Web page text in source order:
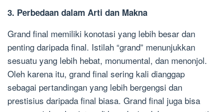
3. Perbedaan dalam Arti dan Makna
Grand final memiliki konotasi yang lebih besar dan
penting daripada final. Istilah “grand” menunjukkan
sesuatu yang lebih hebat, monumental, dan menonjol.
Oleh karena itu, grand final sering kali dianggap
sebagai pertandingan yang lebih bergengsi dan
prestisius daripada final biasa. Grand final juga bisa